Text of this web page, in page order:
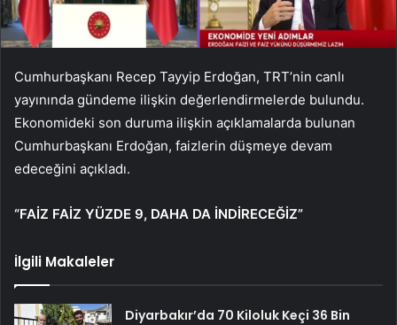
Cumhurbaşkanı Recep Tayyip Erdoğan, TRT’nin canlı
yayınında gündeme ilişkin değerlendirmelerde bulundu.
Ekonomideki son duruma ilişkin açıklamalarda bulunan
Cumhurbaşkanı Erdoğan, faizlerin düşmeye devam
edeceğini açıkladı.
“FAİZ FAİZ YÜZDE 9, DAHA DA İNDİRECEĞİZ”
İlgili Makaleler
Diyarbakır’da 70 Kiloluk Keçi 36 Bin